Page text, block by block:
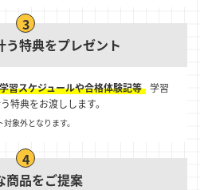
う特典をプレゼント
習スケジュールや合格体験記等 学習
特典をお渡しします。
象外となります。
商品をご提案